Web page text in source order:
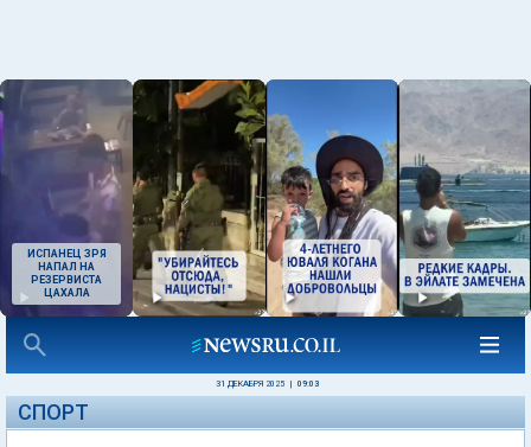
ИСПАНЕЦ ЗРЯ
НАПАЛ НА
РЕЗЕРВИСТА
ЦАХАЛА
31 ДЕКАБРЯ 2025 09:03
СПОРТ